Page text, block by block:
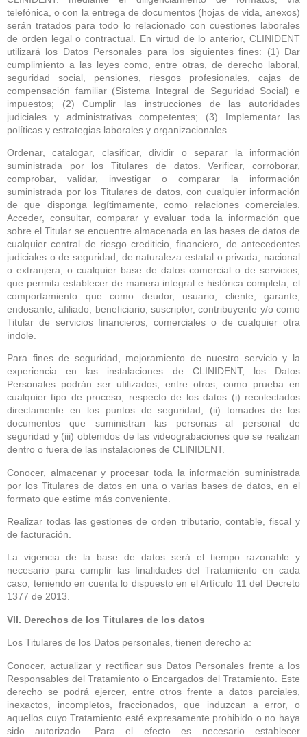
telefónica, o con la entrega de documentos (hojas de vida, anexos)
serán tratados para todo lo relacionado con cuestiones laborales
de orden legal o contractual. En virtud de lo anterior, CLINIDENT
utilizará los Datos Personales para los siguientes fines: (1) Dar
cumplimiento a las leyes como, entre otras, de derecho laboral,
seguridad social, pensiones, riesgos profesionales, cajas de
compensación familiar (Sistema Integral de Seguridad Social) e
impuestos; (2) Cumplir las instrucciones de las autoridades
judiciales y administrativas competentes; (3) Implementar las
políticas y estrategias laborales y organizacionales.
Ordenar, catalogar, clasificar, dividir o separar la información
suministrada por los Titulares de datos. Verificar, corroborar,
comprobar, validar, investigar o comparar la información
suministrada por los Titulares de datos, con cualquier información
de que disponga legítimamente, como relaciones comerciales.
Acceder, consultar, comparar y evaluar toda la información que
sobre el Titular se encuentre almacenada en las bases de datos de
cualquier central de riesgo crediticio, financiero, de antecedentes
judiciales o de seguridad, de naturaleza estatal o privada, nacional
o extranjera, o cualquier base de datos comercial o de servicios,
que permita establecer de manera integral e histórica completa, el
comportamiento que como deudor, usuario, cliente, garante,
endosante, afiliado, beneficiario, suscriptor, contribuyente y/o como
Titular de servicios financieros, comerciales o de cualquier otra
índole.
Para fines de seguridad, mejoramiento de nuestro servicio y la
experiencia en las instalaciones de CLINIDENT, los Datos
Personales podrán ser utilizados, entre otros, como prueba en
cualquier tipo de proceso, respecto de los datos (i) recolectados
directamente en los puntos de seguridad, (ii) tomados de los
documentos que suministran las personas al personal de
seguridad y (iii) obtenidos de las videograbaciones que se realizan
dentro o fuera de las instalaciones de CLINIDENT.
Conocer, almacenar y procesar toda la información suministrada
por los Titulares de datos en una o varias bases de datos, en el
formato que estime más conveniente.
Realizar todas las gestiones de orden tributario, contable, fiscal y
de facturación.
La vigencia de la base de datos será el tiempo razonable y
necesario para cumplir las finalidades del Tratamiento en cada
caso, teniendo en cuenta lo dispuesto en el Artículo 11 del Decreto
1377 de 2013.
VII. Derechos de los Titulares de los datos
Los Titulares de los Datos personales, tienen derecho a:
Conocer, actualizar y rectificar sus Datos Personales frente a los
Responsables del Tratamiento o Encargados del Tratamiento. Este
derecho se podrá ejercer, entre otros frente a datos parciales,
inexactos, incompletos, fraccionados, que induzcan a error, o
aquellos cuyo Tratamiento esté expresamente prohibido o no haya
sido autorizado. Para el efecto es necesario establecer